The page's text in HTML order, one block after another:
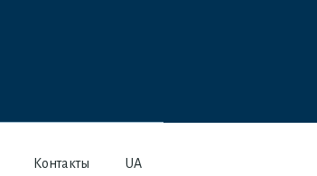
Контакты UA